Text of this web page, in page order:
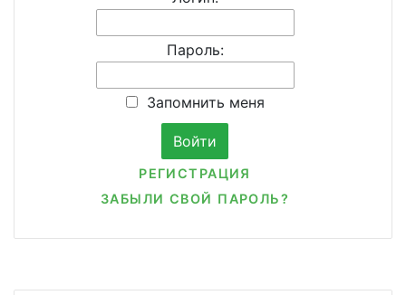
Пароль:
Запомнить меня
РЕГИСТРАЦИЯ
ЗАБЫЛИ СВОЙ ПАРОЛЬ?